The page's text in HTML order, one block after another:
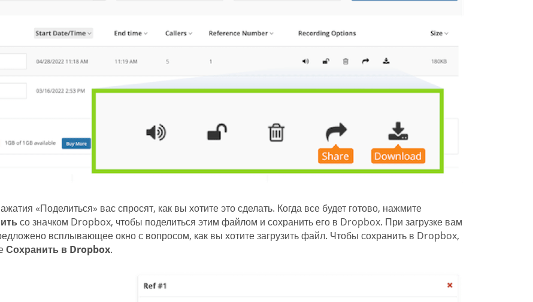
«Поделиться» вас спросят, как вы хотите это сделать. Когда все будет готово, нажмите
со значком Dropbox, чтобы поделиться этим файлом и сохранить его в Dropbox. При загрузке вам
всплывающее окно с вопросом, как вы хотите загрузить файл. Чтобы сохранить в Dropbox,
Сохранить в Dropbox.